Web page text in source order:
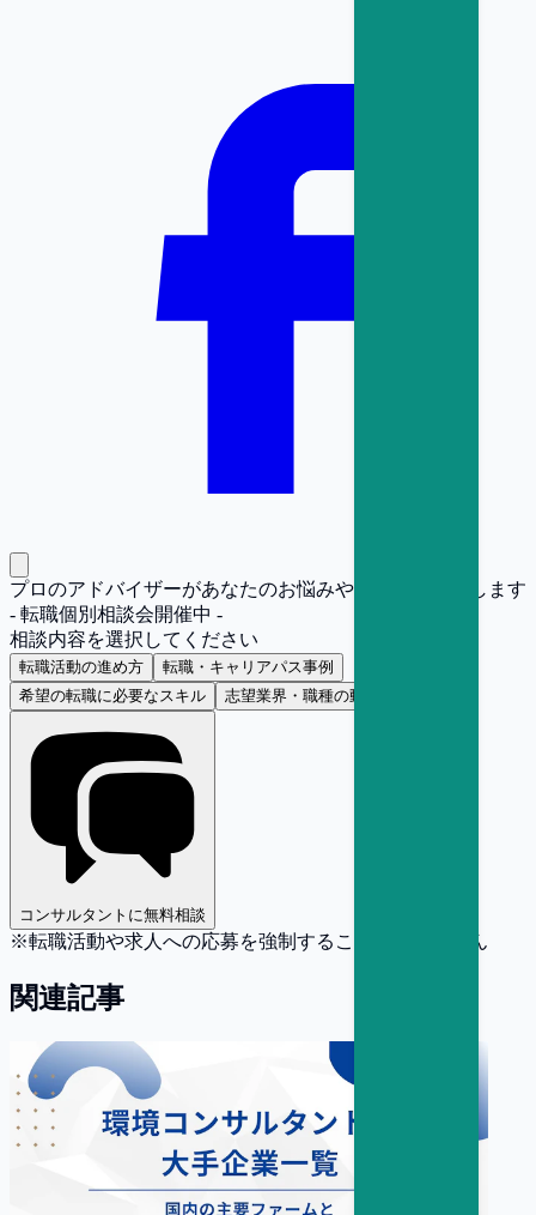
プロのアドバイザーがあなたのお悩みや疑問にお答えします
- 転職個別相談会開催中 -
相談内容を選択してください
転職活動の進め方
転職・キャリアパス事例
希望の転職に必要なスキル
志望業界・職種の動向
コンサルタントに無料相談
※転職活動や求人への応募を強制することはありません
関連記事